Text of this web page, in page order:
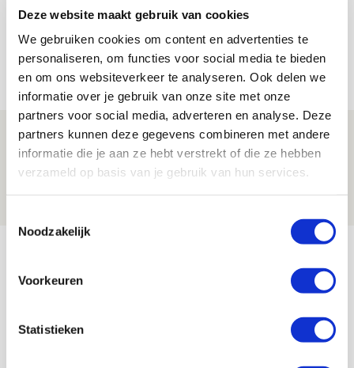
Deze website maakt gebruik van cookies
We gebruiken cookies om content en advertenties te
personaliseren, om functies voor social media te bieden
en om ons websiteverkeer te analyseren. Ook delen we
informatie over je gebruik van onze site met onze
partners voor social media, adverteren en analyse. Deze
partners kunnen deze gegevens combineren met andere
informatie die je aan ze hebt verstrekt of die ze hebben
verzameld op basis van je gebruik van hun services.
Noodzakelijk
Voorkeuren
Statistieken
Míchels elf: met welke formatie begin
jij aan nieuw eredivisieseizoen?
08 AUGUSTUS 2026 - 11:34
Spelen bij Jong Ajax of Ajax 1? Dat
maakt Abdalla ‘geen reet’ uit
Bekijk meer
AGENDA
23
Selectiedag ballenjongens/-meiden